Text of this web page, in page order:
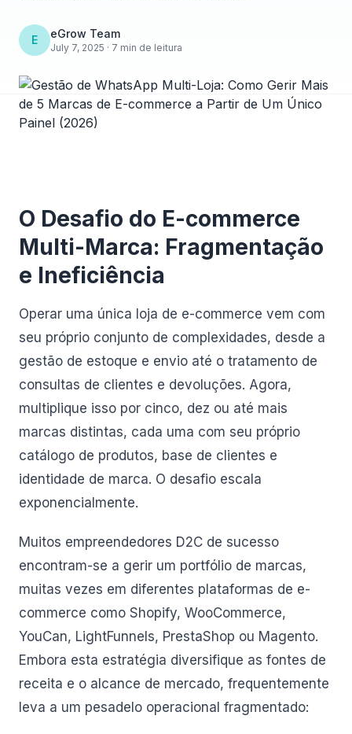
E eGrow Team
July 7, 2025 · 7 min de leitura
O Desafio do E-commerce
Multi-Marca: Fragmentação
e Ineficiência
Operar uma única loja de e-commerce vem com
seu próprio conjunto de complexidades, desde a
gestão de estoque e envio até o tratamento de
consultas de clientes e devoluções. Agora,
multiplique isso por cinco, dez ou até mais
marcas distintas, cada uma com seu próprio
catálogo de produtos, base de clientes e
identidade de marca. O desafio escala
exponencialmente.
Muitos empreendedores D2C de sucesso
encontram-se a gerir um portfólio de marcas,
muitas vezes em diferentes plataformas de e-
commerce como Shopify, WooCommerce,
YouCan, LightFunnels, PrestaShop ou Magento.
Embora esta estratégia diversifique as fontes de
receita e o alcance de mercado, frequentemente
leva a um pesadelo operacional fragmentado: